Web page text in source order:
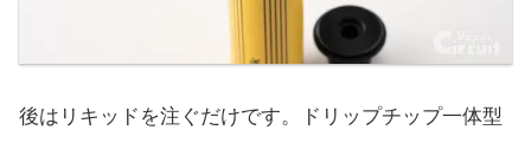
後はリキッドを注ぐだけです。ドリップチップ一体型